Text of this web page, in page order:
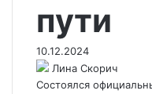
пути
10.12.2024
Лина Скорич
Состоялся